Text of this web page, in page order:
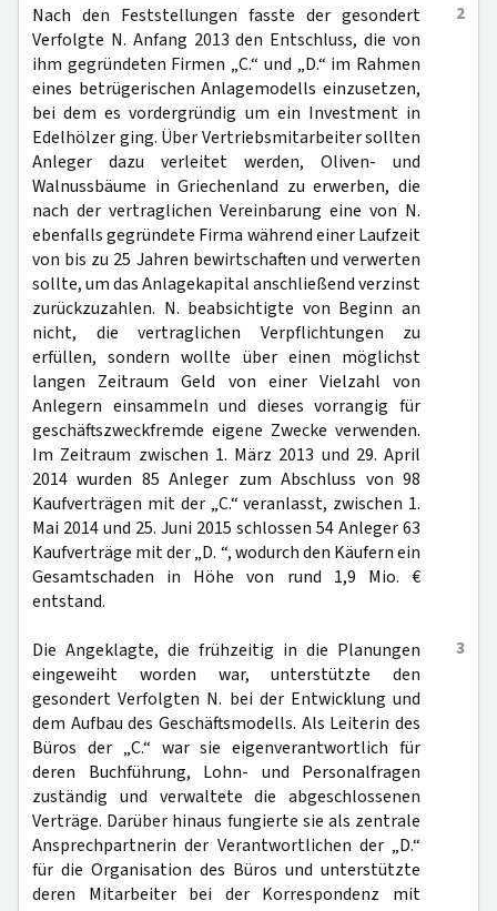
2
Nach den Feststellungen fasste der gesondert
Verfolgte N. Anfang 2013 den Entschluss, die von
ihm gegründeten Firmen „C.“ und „D.“ im Rahmen
eines betrügerischen Anlagemodells einzusetzen,
bei dem es vordergründig um ein Investment in
Edelhölzer ging. Über Vertriebsmitarbeiter sollten
Anleger dazu verleitet werden, Oliven- und
Walnussbäume in Griechenland zu erwerben, die
nach der vertraglichen Vereinbarung eine von N.
ebenfalls gegründete Firma während einer Laufzeit
von bis zu 25 Jahren bewirtschaften und verwerten
sollte, um das Anlagekapital anschließend verzinst
zurückzuzahlen. N. beabsichtigte von Beginn an
nicht, die vertraglichen Verpflichtungen zu
erfüllen, sondern wollte über einen möglichst
langen Zeitraum Geld von einer Vielzahl von
Anlegern einsammeln und dieses vorrangig für
geschäftszweckfremde eigene Zwecke verwenden.
Im Zeitraum zwischen 1. März 2013 und 29. April
2014 wurden 85 Anleger zum Abschluss von 98
Kaufverträgen mit der „C.“ veranlasst, zwischen 1.
Mai 2014 und 25. Juni 2015 schlossen 54 Anleger 63
Kaufverträge mit der „D. “, wodurch den Käufern ein
Gesamtschaden in Höhe von rund 1,9 Mio. €
entstand.
3
Die Angeklagte, die frühzeitig in die Planungen
eingeweiht worden war, unterstützte den
gesondert Verfolgten N. bei der Entwicklung und
dem Aufbau des Geschäftsmodells. Als Leiterin des
Büros der „C.“ war sie eigenverantwortlich für
deren Buchführung, Lohn- und Personalfragen
zuständig und verwaltete die abgeschlossenen
Verträge. Darüber hinaus fungierte sie als zentrale
Ansprechpartnerin der Verantwortlichen der „D.“
für die Organisation des Büros und unterstützte
deren Mitarbeiter bei der Korrespondenz mit